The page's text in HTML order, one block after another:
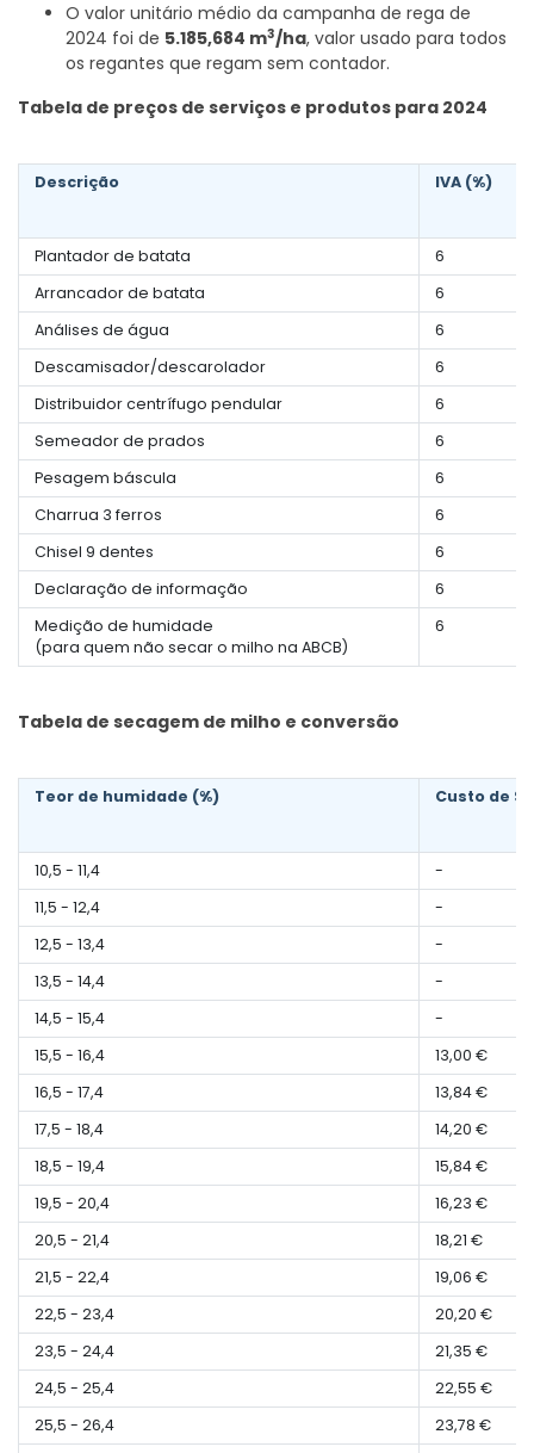
O valor unitário médio da campanha de rega de
2024 foi de 5.185,684 m3/ha, valor usado para todos
os regantes que regam sem contador.
Tabela de preços de serviços e produtos para 2024
Descrição IVA (%)
Plantador de batata
6
Arrancador de batata
6
Análises de água
6
Descamisador/descarolador
6
Distribuidor centrífugo pendular
6
Semeador de prados
6
Pesagem báscula
6
Charrua 3 ferros
6
Chisel 9 dentes
6
Declaração de informação
6
Medição de humidade
(para quem não secar o milho na ABCB)
6
Tabela de secagem de milho e conversão
Teor de humidade (%) Custo de
10,5 - 11,4
-
11,5 - 12,4
-
12,5 - 13,4
-
13,5 - 14,4
-
14,5 - 15,4
-
15,5 - 16,4
13,00 €
16,5 - 17,4
13,84 €
17,5 - 18,4
14,20 €
18,5 - 19,4
15,84 €
19,5 - 20,4
16,23 €
20,5 - 21,4
18,21 €
21,5 - 22,4
19,06 €
22,5 - 23,4
20,20 €
23,5 - 24,4
21,35 €
24,5 - 25,4
22,55 €
25,5 - 26,4
23,78 €